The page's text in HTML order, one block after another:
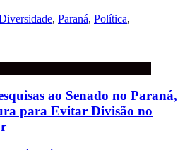
, Paraná, Política,
ao Senado no Paraná,
para Evitar Divisão no